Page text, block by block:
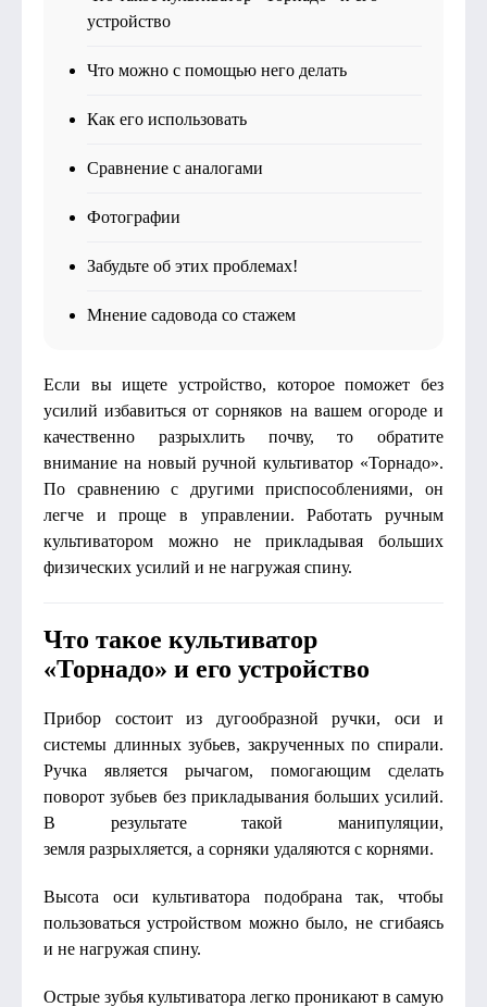
устройство
Что можно с помощью него делать
Как его использовать
Сравнение с аналогами
Фотографии
Забудьте об этих проблемах!
Мнение садовода со стажем
Если вы ищете устройство, которое поможет без
усилий избавиться от сорняков на вашем огороде и
качественно разрыхлить почву, то обратите
внимание на новый ручной культиватор «Торнадо».
По сравнению с другими приспособлениями, он
легче и проще в управлении. Работать ручным
культиватором можно не прикладывая больших
физических усилий и не нагружая спину.
Что такое культиватор
«Торнадо» и его устройство
Прибор состоит из дугообразной ручки, оси и
системы длинных зубьев, закрученных по спирали.
Ручка является рычагом, помогающим сделать
поворот зубьев без прикладывания больших усилий.
В результате такой манипуляции,
земля разрыхляется, а сорняки удаляются с корнями.
Высота оси культиватора подобрана так, чтобы
пользоваться устройством можно было, не сгибаясь
и не нагружая спину.
Острые зубья культиватора легко проникают в самую